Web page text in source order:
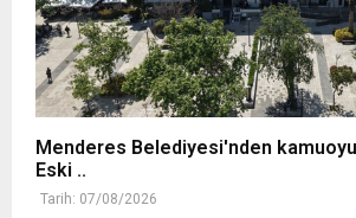
Menderes Belediyesi'nden
Eski ..
Tarih: 07/08/2026